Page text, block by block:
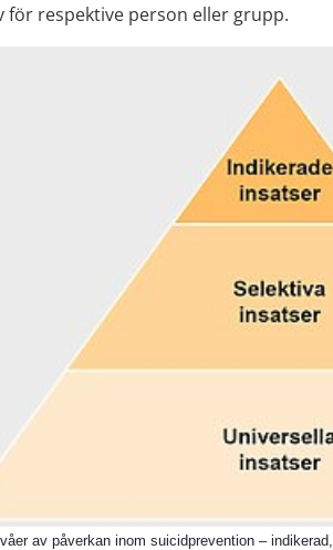
för respektive person eller grupp.
av påverkan inom suicidprevention –